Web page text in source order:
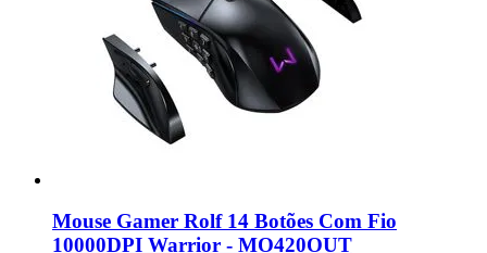
Mouse Gamer Rolf 14 Botões Com Fio
10000DPI Warrior - MO420OUT